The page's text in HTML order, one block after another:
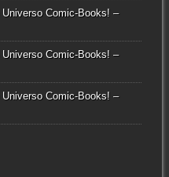
Universo Comic-Books! –
Universo Comic-Books! –
Universo Comic-Books! –